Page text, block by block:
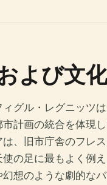
よび文
グル・レグニッツ
計画の統合を体現
は、旧市庁舎のフレ
の足に最もよく例
幻想のような劇的な